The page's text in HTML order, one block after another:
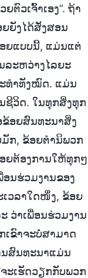
ວເຈົ້າເອງ”. ຖ້າ
ຍັງໄດ້ສັ່ງສອນ
ຍແບບນີ້, ແມ່ນແຕ່
ລະຫວ່າງໄລຍະ
ທໍາທັງໝົດ. ແມ່ນ
ຊີວິດ. ໃນທຸກສິ່ງທຸກ
ອຍສົນທະນາສິ່ງ
ກ, ຂ້ອຍຕໍານິພວກ
ຍຕ້ອງການໃຫ້ທຸກໆ
ນຮ່ວມງານຂອງ
ວລາໃດໜຶ່ງ, ຂ້ອຍ
ວ່າເພື່ອນຮ່ວມງານ
ເຂົາຈະບໍ່ສາມາດ
ນສົນທະນາແມ່ນ
ະເຮັດວຽກກັບພວກ